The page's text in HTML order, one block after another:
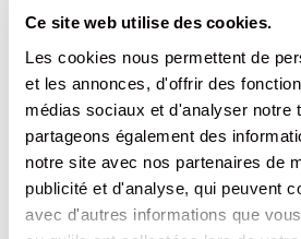
Ce site web utilise des cookies.
Les cookies nous permettent de
et les annonces, d'offrir des
médias sociaux et d'analyser notre
partageons également des
notre site avec nos partenaires de
publicité et d'analyse, qui peuvent
avec d'autres informations que
Corona Extra Can 50cl
CARACTÉRISTIQUES